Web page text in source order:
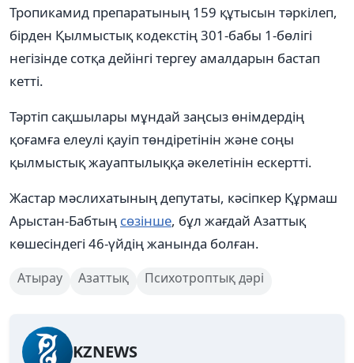
Тропикамид препаратының 159 құтысын тәркілеп,
бірден Қылмыстық кодекстің 301-бабы 1-бөлігі
негізінде сотқа дейінгі тергеу амалдарын бастап
кетті.
Тәртіп сақшылары мұндай заңсыз өнімдердің
қоғамға елеулі қауіп төндіретінін және соңы
қылмыстық жауаптылыққа әкелетінін ескертті.
Жастар мәслихатының депутаты, кәсіпкер Құрмаш
Арыстан-Бабтың сөзінше, бұл жағдай Азаттық
көшесіндегі 46-үйдің жанында болған.
Атырау Азаттық Психотроптық дәрі
KZNEWS